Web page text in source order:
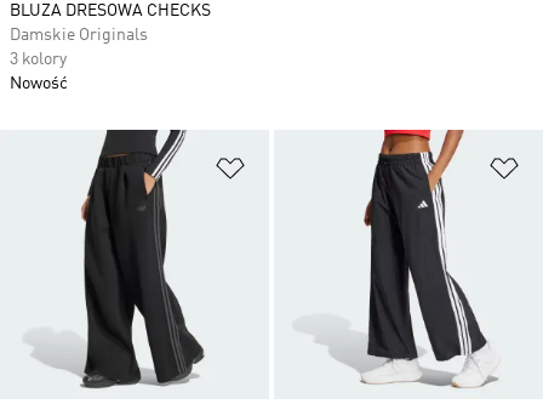
Dodaj do listy życzeń
BLUZA DRESOWA CHECKS
Damskie Originals
3 kolory
Nowość